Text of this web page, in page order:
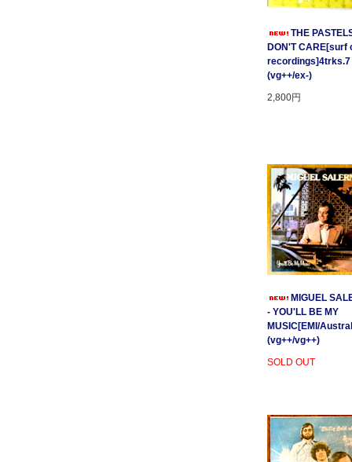
THE
DON'T CARE[surf
recordings]4trks.7
(vg++/ex-)
2,800円
MIGUEL
- YOU'LL BE MY
MUSIC[EMI/
(vg++/vg++)
SOLD OUT